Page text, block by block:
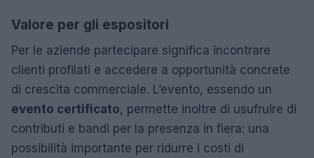
Valore per gli espositori
Per le aziende partecipare significa incontrare
clienti profilati e accedere a opportunità concrete
di crescita commerciale. L’evento, essendo un
evento certificato, permette inoltre di usufruire di
contributi e bandi per la presenza in fiera: una
possibilità importante per ridurre i costi di